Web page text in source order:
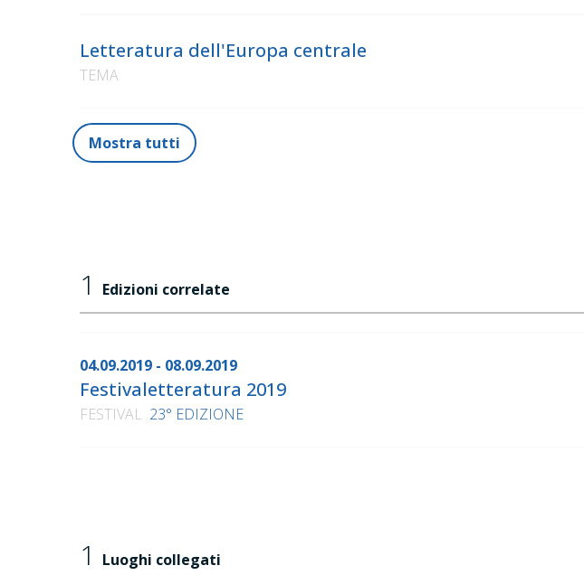
Letteratura dell'Europa centrale
TEMA
Mostra tutti
1 Edizioni correlate
04.09.2019 - 08.09.2019
Festivaletteratura 2019
FESTIVAL 23° EDIZIONE
1 Luoghi collegati